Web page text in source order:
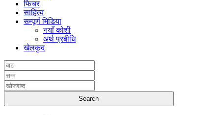
फिचर
साहित्य
सम्पूर्ण मिडिया
नयाँ कोशी
अर्थ प्रबीधि
खेलकुद